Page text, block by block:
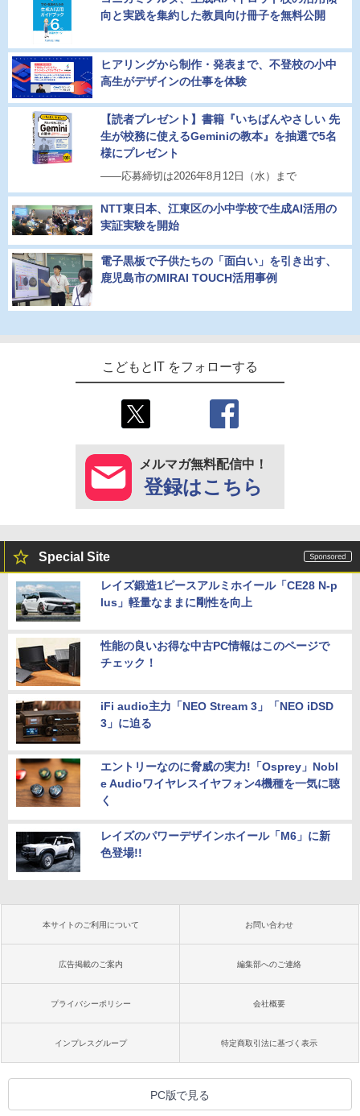
向と実践を集約した教員向け冊子を無料公開
ヒアリングから制作・発表まで、不登校の小中
高生がデザインの仕事を体験
【読者プレゼント】書籍『いちばんやさしい 先
生が校務に使えるGeminiの教本』を抽選で5名
様にプレゼント
――応募締切は2026年8月12日（水）まで
NTT東日本、江東区の小中学校で生成AI活用の
実証実験を開始
電子黒板で子供たちの「面白い」を引き出す、
鹿児島市のMIRAI TOUCH活用事例
こどもとIT をフォローする
メルマガ無料配信中！
登録はこちら
Special Site
レイズ鍛造1ピースアルミホイール「CE28 N-p
lus」軽量なままに剛性を向上
性能の良いお得な中古PC情報はこのページで
チェック！
iFi audio主力「NEO Stream 3」「NEO iDSD
3」に迫る
エントリーなのに脅威の実力!「Osprey」Nobl
e Audioワイヤレスイヤフォン4機種を一気に聴
く
レイズのパワーデザインホイール「M6」に新
色登場!!
本サイトのご利用について お問い合わせ
広告掲載のご案内 編集部へのご連絡
プライバシーポリシー 会社概要
インプレスグループ 特定商取引法に基づく表示
PC版で見る